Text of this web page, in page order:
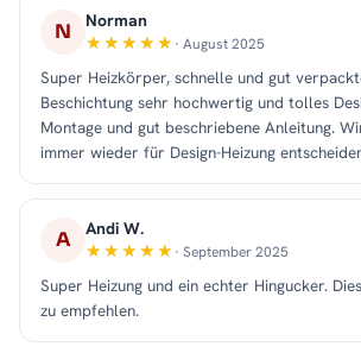
N Norman
· August 2025
Super Heizkörper, schnelle und gut
Beschichtung sehr hochwertig und tolles
Montage und gut beschriebene Anleitung.
immer wieder für Design-Heizung
A Andi W.
· September 2025
Super Heizung und ein echter Hingucker.
zu empfehlen.